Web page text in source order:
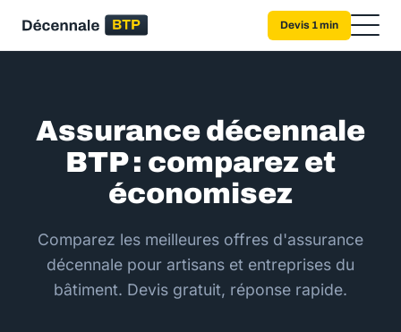
Devis 1 min
Assurance décennale
BTP : comparez et
économisez
Comparez les meilleures offres d'assurance
décennale pour artisans et entreprises du
bâtiment. Devis gratuit, réponse rapide.